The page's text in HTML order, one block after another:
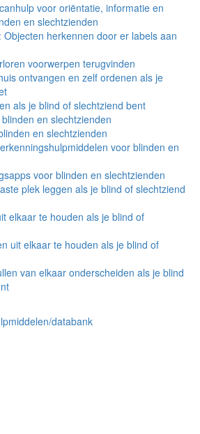
voor oriëntatie, informatie en
en slechtzienden
Objecten herkennen door er labels aan
voorwerpen terugvinden
ontvangen en zelf ordenen als je
als je blind of slechtziend bent
en slechtzienden
en slechtzienden
voor blinden en
voor blinden en slechtzienden
plek leggen als je blind of slechtziend
elkaar te houden als je blind of
uit elkaar te houden als je blind of
van elkaar onderscheiden als je blind
databank